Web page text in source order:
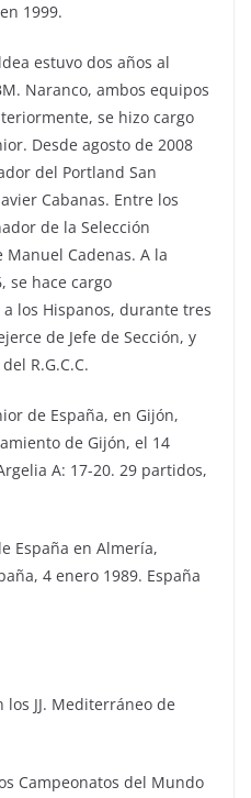
1999.
estuvo dos años al
Naranco, ambos equipos
se hizo cargo
Desde agosto de 2008
del Portland San
Cabanas. Entre los
de la Selección
Cadenas. A la
se hace cargo
los Hispanos, durante tres
de Jefe de Sección, y
R.G.C.C.
de España, en Gijón,
de Gijón, el 14
A: 17-20. 29 partidos,
España en Almería,
4 enero 1989. España
JJ. Mediterráneo de
Campeonatos del Mundo